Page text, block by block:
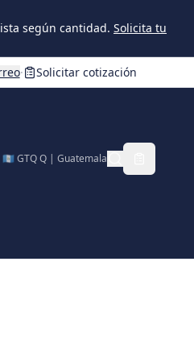
según cantidad. Solicita tu
· Solicitar cotización
🇬🇹 GTQ Q | Guatemala